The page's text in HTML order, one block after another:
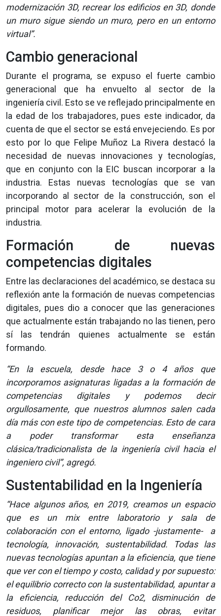
modernización 3D, recrear los edificios en 3D, donde
un muro sigue siendo un muro, pero en un entorno
virtual”.
Cambio generacional
Durante el programa, se expuso el fuerte cambio
generacional que ha envuelto al sector de la
ingeniería civil. Esto se ve reflejado principalmente en
la edad de los trabajadores, pues este indicador, da
cuenta de que el sector se está envejeciendo. Es por
esto por lo que Felipe Muñoz La Rivera destacó la
necesidad de nuevas innovaciones y tecnologías,
que en conjunto con la EIC buscan incorporar a la
industria. Estas nuevas tecnologías que se van
incorporando al sector de la construcción, son el
principal motor para acelerar la evolución de la
industria.
Formación de nuevas
competencias digitales
Entre las declaraciones del académico, se destaca su
reflexión ante la formación de nuevas competencias
digitales, pues dio a conocer que las generaciones
que actualmente están trabajando no las tienen, pero
sí las tendrán quienes actualmente se están
formando.
“En la escuela, desde hace 3 o 4 años que
incorporamos asignaturas ligadas a la formación de
competencias digitales y podemos decir
orgullosamente, que nuestros alumnos salen cada
día más con este tipo de competencias. Esto de cara
a poder transformar esta enseñanza
clásica/tradicionalista de la ingeniería civil hacia el
ingeniero civil”, agregó.
Sustentabilidad en la Ingeniería
“Hace algunos años, en 2019, creamos un espacio
que es un mix entre laboratorio y sala de
colaboración con el entorno, ligado -justamente- a
tecnología, innovación, sustentabilidad. Todas las
nuevas tecnologías apuntan a la eficiencia, que tiene
que ver con el tiempo y costo, calidad y por supuesto:
el equilibrio correcto con la sustentabilidad, apuntar a
la eficiencia, reducción del Co2, disminución de
residuos, planificar mejor las obras, evitar